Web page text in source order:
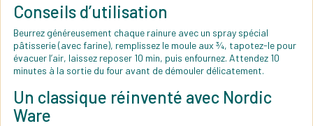
Conseils d’utilisation
Beurrez généreusement chaque rainure avec un spray spécial
pâtisserie (avec farine), remplissez le moule aux ¾, tapotez-le pour
évacuer l’air, laissez reposer 10 min, puis enfournez. Attendez 10
minutes à la sortie du four avant de démouler délicatement.
Un classique réinventé avec Nordic
Ware